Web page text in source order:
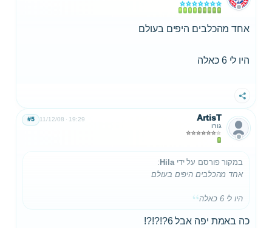
אחד מהכלבים היפים בעולם
היו לי 6 כאלה
שתף
ArtisT
גורו
11/12/08 19:29
#5
במקור פורסם על ידיHila
:
אחד מהכלבים היפים בעולם
היו לי 6 כאלה
כה באמת יפה אבל 6?!?!?!